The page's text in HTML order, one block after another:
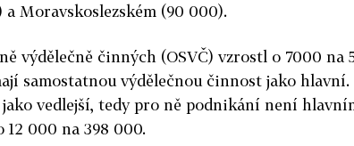
a Moravskoslezském (90 000).
výdělečně činných (OSVČ) vzrostl o 7000 na
samostatnou výdělečnou činnost jako hlavní.
vedlejší, tedy pro ně podnikání není
000 na 398 000.